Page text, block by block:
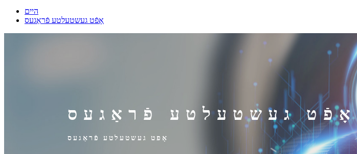
היים
אָפֿט געשטעלטע פֿראַגעס
אָפֿט געשטעלטע פֿראַגעס
אָפט געשטעלטע פֿראַגעס